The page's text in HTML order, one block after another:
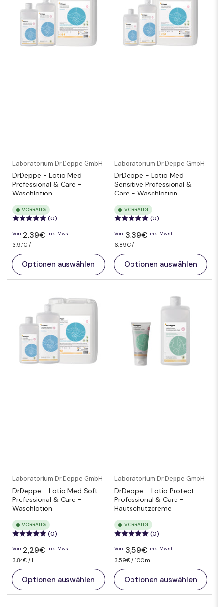
Laboratorium Dr.Deppe GmbH
DrDeppe - Lotio Med
Professional & Care -
Waschlotion
VORRÄTIG
(0)
Normaler
Preis
Von 2,39€ ink. Mwst.
Preis
pro
Einheit
3,97€ / pro
l
Optionen auswählen
Laboratorium Dr.Deppe GmbH
DrDeppe - Lotio Med
Sensitive Professional &
Care - Waschlotion
VORRÄTIG
(0)
Normaler
Preis
Von 3,39€ ink. Mwst.
Preis
pro
Einheit
6,89€ / pro
l
Optionen auswählen
Laboratorium Dr.Deppe GmbH
DrDeppe - Lotio Med Soft
Professional & Care -
Waschlotion
VORRÄTIG
(0)
Normaler
Preis
Von 2,29€ ink. Mwst.
Preis
pro
Einheit
3,84€ / pro
l
Optionen auswählen
Laboratorium Dr.Deppe GmbH
DrDeppe - Lotio Protect
Professional & Care -
Hautschutzcreme
VORRÄTIG
(0)
Normaler
Preis
Von 3,59€ ink. Mwst.
Preis
pro
Einheit
3,59€ / pro
100ml
Optionen auswählen